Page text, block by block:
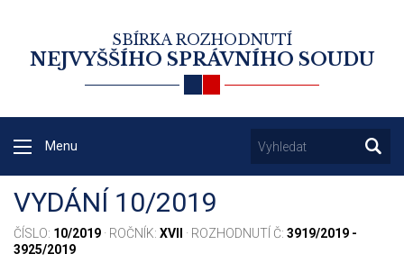
SBÍRKA ROZHODNUTÍ
NEJVYŠŠÍHO SPRÁVNÍHO SOUDU
Menu
VYDÁNÍ 10/2019
ČÍSLO: 10/2019 · ROČNÍK: XVII · ROZHODNUTÍ Č: 3919/2019 -
3925/2019